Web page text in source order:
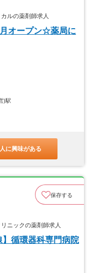
ルの薬剤師求人
月オープン☆薬局に
)駅
に興味がある
保存する
ニックの薬剤師求人
】循環器科専門病院